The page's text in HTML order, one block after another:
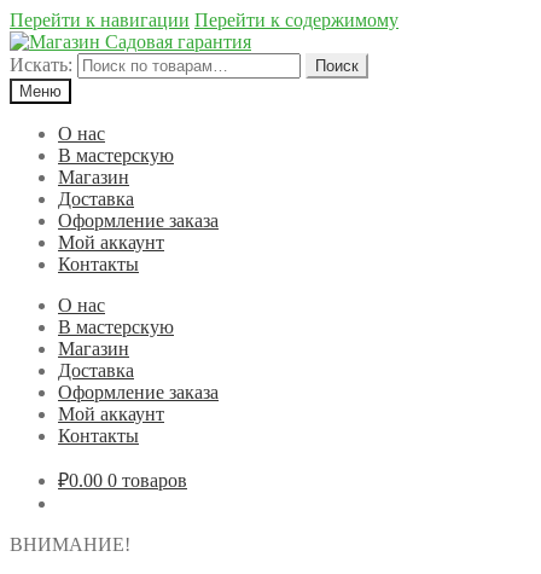
Перейти к навигации Перейти к содержимому
Искать:
Поиск
Меню
О нас
В мастерскую
Магазин
Доставка
Оформление заказа
Мой аккаунт
Контакты
О нас
В мастерскую
Магазин
Доставка
Оформление заказа
Мой аккаунт
Контакты
₽0.00 0 товаров
ВНИМАНИЕ!